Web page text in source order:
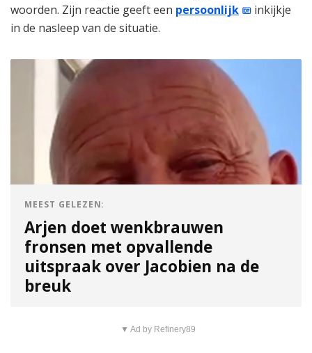
woorden. Zijn reactie geeft een persoonlijk
inkijkje
in de nasleep van de situatie.
MEEST GELEZEN:
Arjen doet wenkbrauwen
fronsen met opvallende
uitspraak over Jacobien na de
breuk
▼ Ad by Refinery89